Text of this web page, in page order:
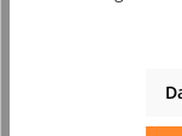
Zum Merkzettel